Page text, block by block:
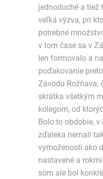
jednoduché a tiež
veľká výzva, pri
potrebné
v tom čase sa v
len formovalo a
poďakovanie
Závodu Rožňava,
skrátka všetkým
kolegom, od
Bolo to obdobie,
zďaleka nemali
vymoženosti ako
nastavené a
som ale bol